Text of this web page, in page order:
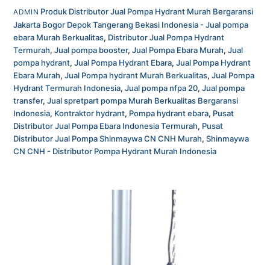
ADMIN Produk Distributor Jual Pompa Hydrant Murah Bergaransi
Jakarta Bogor Depok Tangerang Bekasi Indonesia - Jual pompa
ebara Murah Berkualitas, Distributor Jual Pompa Hydrant
Termurah,Jual pompa booster,Jual Pompa Ebara Murah,Jual
pompa hydrant,Jual Pompa Hydrant Ebara,Jual Pompa Hydrant
Ebara Murah,Jual Pompa hydrant Murah Berkualitas,Jual Pompa
Hydrant Termurah Indonesia,Jual pompa nfpa 20,Jual pompa
transfer,Jual spretpart pompa Murah Berkualitas Bergaransi
Indonesia, Kontraktor hydrant, Pompa hydrant ebara, Pusat
Distributor Jual Pompa Ebara Indonesia Termurah, Pusat
Distributor Jual Pompa Shinmaywa CN CNH Murah,Shinmaywa
CN CNH - Distributor Pompa Hydrant Murah Indonesia